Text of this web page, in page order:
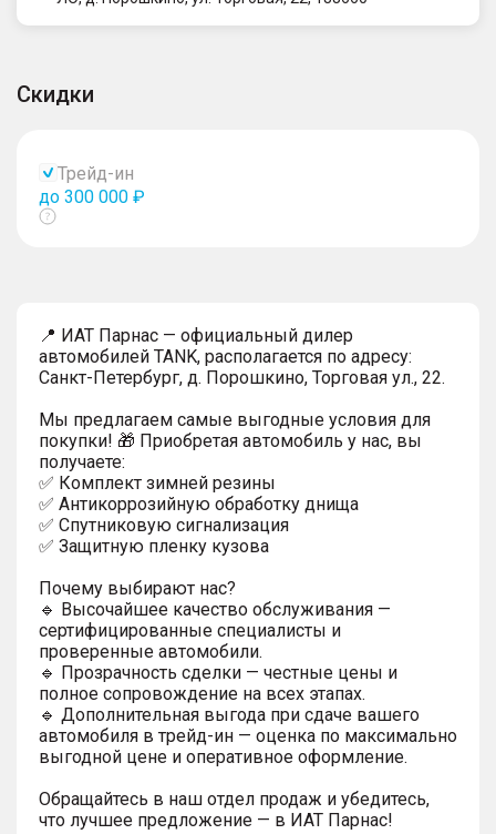
Скидки
Трейд-ин
до 300 000 ₽
Показать
📍 ИАТ Парнас — официальный дилер
автомобилей TANK, располагается по адресу:
Санкт-Петербург, д. Порошкино, Торговая ул., 22.
Мы предлагаем самые выгодные условия для
покупки! 🎁 Приобретая автомобиль у нас, вы
получаете:
✅ Комплект зимней резины
✅ Антикоррозийную обработку днища
✅ Спутниковую сигнализация
✅ Защитную пленку кузова
Почему выбирают нас?
🔹 Высочайшее качество обслуживания —
сертифицированные специалисты и
проверенные автомобили.
🔹 Прозрачность сделки — честные цены и
полное сопровождение на всех этапах.
🔹 Дополнительная выгода при сдаче вашего
автомобиля в трейд-ин — оценка по максимально
выгодной цене и оперативное оформление.
Обращайтесь в наш отдел продаж и убедитесь,
что лучшее предложение — в ИАТ Парнас!